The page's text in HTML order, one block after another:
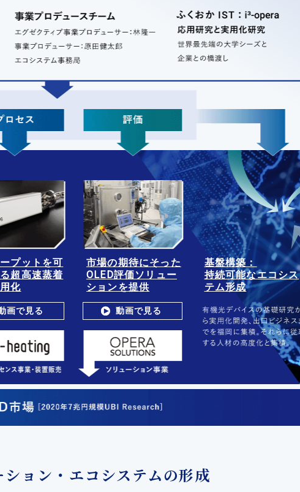
プットを可
超高速蒸着
化
画で見る
市場の期待にそった
OLED評価ソリュー
ションを提供
動画で見る
基盤構築：
持続可能なエコシス
テム形成
ション・エコシステムの形成